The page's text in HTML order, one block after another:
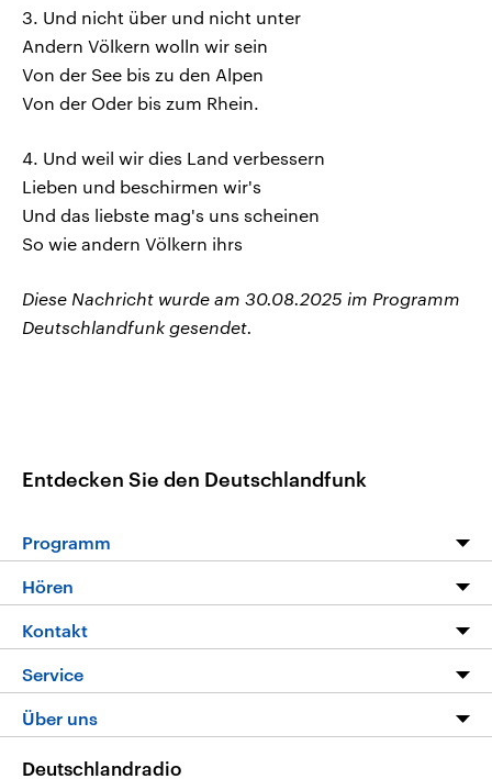
3. Und nicht über und nicht unter
Andern Völkern wolln wir sein
Von der See bis zu den Alpen
Von der Oder bis zum Rhein.
4. Und weil wir dies Land verbessern
Lieben und beschirmen wir's
Und das liebste mag's uns scheinen
So wie andern Völkern ihrs
Diese Nachricht wurde am 30.08.2025 im Programm
Deutschlandfunk gesendet.
Entdecken Sie den Deutschlandfunk
Programm
Programm
Die Nachrichten
Nachrichtenleicht
Neue Beiträge auf dlf.de
Hören
Livestream
Podcasts
Deutschlandfunk App
Nachrichten App
Kontakt
Hörerservice
Service
FAQ
Über uns
Deutschlandradio